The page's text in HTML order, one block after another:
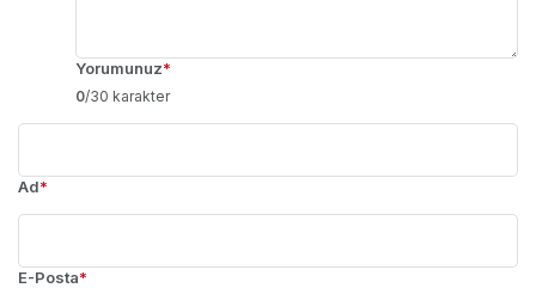
Yorumunuz*
0/30 karakter
Ad*
E-Posta*